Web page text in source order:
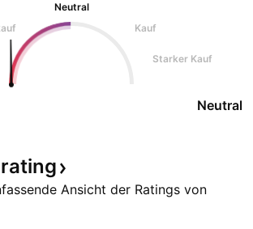
Neutral
Kauf
Starker Kauf
Neutral
Ansicht der Ratings von